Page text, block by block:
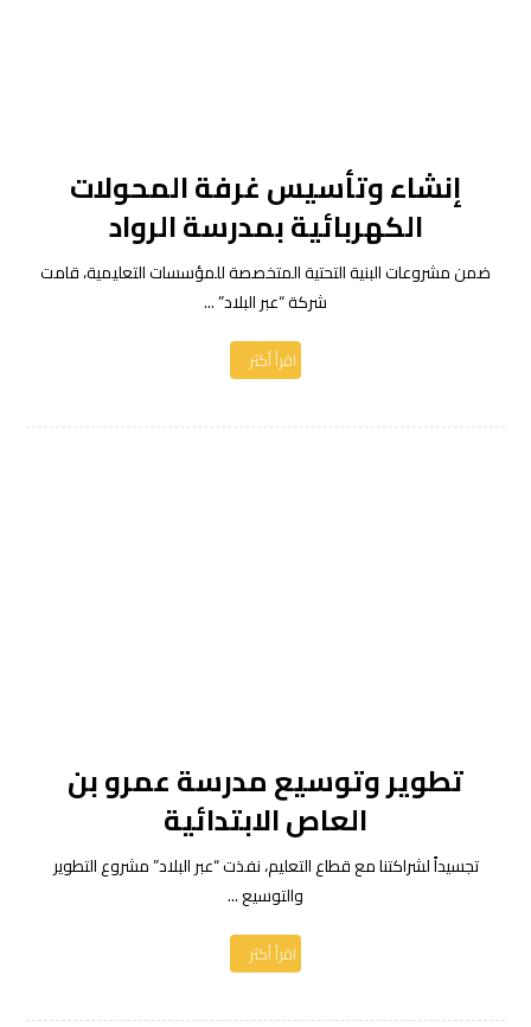
إنشاء وتأسيس غرفة المحولات
الكهربائية بمدرسة الرواد
ضمن مشروعات البنية التحتية المتخصصة للمؤسسات التعليمية، قامت
شركة “عبر البلاد” ...
اقرأ أكثر
تطوير وتوسيع مدرسة عمرو بن
العاص الابتدائية
تجسيداً لشراكتنا مع قطاع التعليم، نفذت “عبر البلاد” مشروع التطوير
والتوسيع ...
اقرأ أكثر